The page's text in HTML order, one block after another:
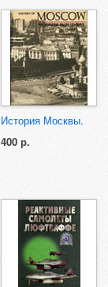
История Москвы.
400 р.